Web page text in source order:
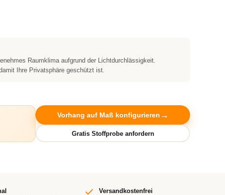
Raumklima aufgrund der Lichtdurchlässigkeit.
Ihre Privatsphäre geschützt ist.
Vorhang auf Maß konfigurieren
Versandkostenfrei